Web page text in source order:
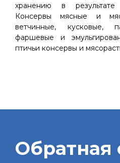
хранению в
Консервы мясные и
ветчинные, кусковые,
фаршевые и
птичьи консервы и
Обратная